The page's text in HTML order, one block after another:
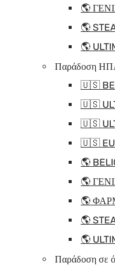
🌎
🌎
🌎
Παράδοση
🇺🇸
🇺🇸
🇺🇸
🇺🇸
🌎
🌎
🌎
🌎
🌎
Παράδοση σε